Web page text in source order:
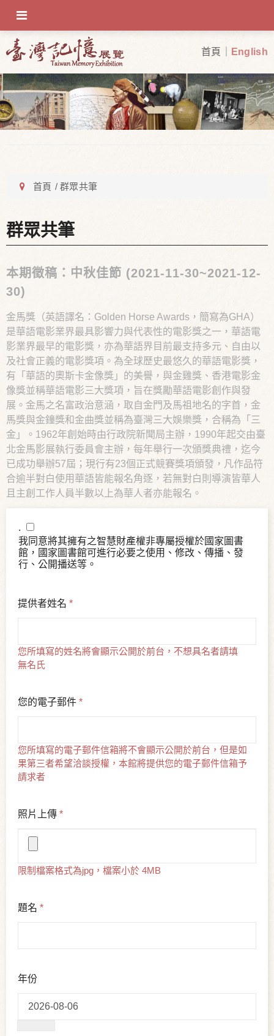
首頁 English
OFF-CANVAS-TOGGLE
首頁 群眾共筆
群眾共筆
本期徵稿：中秋佳節 (2021-11-30~2021-12-
30)
金馬獎（英語譯名：Golden Horse Awards，簡寫為GHA）
是華語電影業界最具影響力與代表性的電影獎之一，華語電
影業界最早的電影獎，亦為華語界目前最支持多元、自由以
及社會正義的電影獎項。為全球歷史最悠久的華語電影獎，
有「華語的奧斯卡金像獎」的美譽，與金雞獎、香港電影金
像獎並稱華語電影三大獎項，旨在獎勵華語電影創作與發
展。金馬之名富政治意涵，取自金門及馬祖地名的字首，金
馬獎與金鐘獎和金曲獎並稱為臺灣三大娛樂獎，合稱為「三
金」。1962年創始時由行政院新聞局主辦，1990年起交由臺
北金馬影展執行委員會主辦，每年舉行一次頒獎典禮，迄今
已成功舉辦57屆；現行有23個正式競賽獎項頒發，凡作品符
合逾半對白使用華語皆能報名角逐，若無對白則導演皆華人
且主創工作人員半數以上為華人者亦能報名。
.
我同意將其擁有之智慧財產權非專屬授權於國家圖書
館，國家圖書館可進行必要之使用、修改、傳播、發
行、公開播送等。
提供者姓名 *
您所填寫的姓名將會顯示公開於前台，不想具名者請填
無名氏
您的電子郵件 *
您所填寫的電子郵件信箱將不會顯示公開於前台，但是如
果第三者希望洽談授權，本館將提供您的電子郵件信箱予
請求者
照片上傳 *
限制檔案格式為jpg，檔案小於 4MB
題名 *
年份